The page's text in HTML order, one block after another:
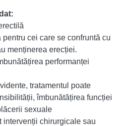
cei care se confruntă cu
menținerea erecției.
performanței
tratamentul poate
îmbunătățirea funcției
sexuale
intervenții chirurgicale sau